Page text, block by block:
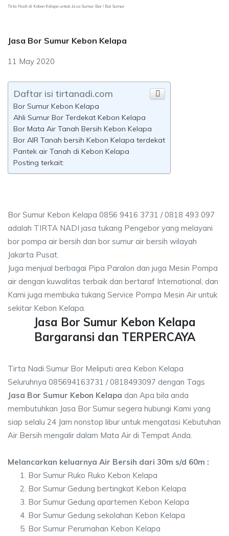
Tirta Nadi di Kebon Kelapa untuk Jasa Sumur Bor / Bor Sumur
Jasa Bor Sumur Kebon Kelapa
11 May 2020
Daftar isi tirtanadi.com
Bor Sumur Kebon Kelapa
Ahli Sumur Bor Terdekat Kebon Kelapa
Bor Mata Air Tanah Bersih Kebon Kelapa
Bor AIR Tanah bersih Kebon Kelapa terdekat
Pantek air Tanah di Kebon Kelapa
Posting terkait:
Bor Sumur Kebon Kelapa 0856 9416 3731 / 0818 493 097
adalah TIRTA NADI jasa tukang Pengebor yang melayani
bor pompa air bersih dan bor sumur air bersih wilayah
Jakarta Pusat.
Juga menjual berbagai Pipa Paralon dan juga Mesin Pompa
air dengan kuwalitas terbaik dan bertaraf International, dan
Kami juga membuka tukang Service Pompa Mesin Air untuk
sekitar Kebon Kelapa.
Jasa Bor Sumur Kebon Kelapa
Bargaransi dan TERPERCAYA
Tirta Nadi Sumur Bor Meliputi area Kebon Kelapa
Seluruhnya 085694163731 / 0818493097 dengan Tags
Jasa Bor Sumur Kebon Kelapa dan Apa bila anda
membutuhkan Jasa Bor Sumur segera hubungi Kami yang
siap selalu 24 Jam nonstop libur untuk mengatasi Kebutuhan
Air Bersih mengalir dalam Mata Air di Tempat Anda.
Melancarkan keluarnya Air Bersih dari 30m s/d 60m :
Bor Sumur Ruko Ruko Kebon Kelapa
Bor Sumur Gedung bertingkat Kebon Kelapa
Bor Sumur Gedung apartemen Kebon Kelapa
Bor Sumur Gedung sekolahan Kebon Kelapa
Bor Sumur Perumahan Kebon Kelapa